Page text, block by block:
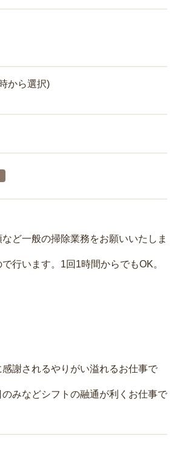
から選択)
ど一般の掃除業務をお願いいたしま
行います。1回1時間からでもOK。
謝されるやりがい溢れるお仕事で
みなどシフトの融通が利くお仕事で